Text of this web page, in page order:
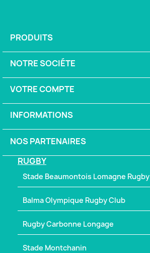
PRODUITS
NOTRE SOCIÉTE
VOTRE COMPTE
INFORMATIONS
NOS PARTENAIRES
RUGBY
Stade Beaumontois Lomagne Rugby
Balma Olympique Rugby Club
Rugby Carbonne Longage
Stade Montchanin